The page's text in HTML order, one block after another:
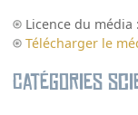
Licence du média :
Télécharger le
Catégories